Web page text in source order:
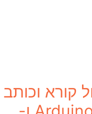
קורא וכותב